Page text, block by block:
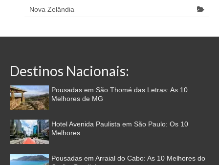
Nova Zelândia
Destinos Nacionais:
Pousadas em São Thomé das Letras: As 10
Melhores de MG
Hotel Avenida Paulista em São Paulo: Os 10
Melhores
Pousadas em Arraial do Cabo: As 10 Melhores do